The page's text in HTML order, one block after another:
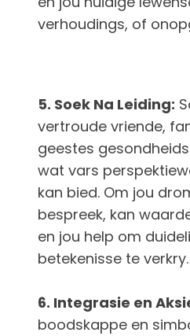
verhoudings, of
5. Soek Na Leiding:
vertroude vriende,
geestes
wat vars
kan bied. Om jou
bespreek, kan
en jou help om
betekenisse te verkry.
6. Integrasie en
boodskappe en